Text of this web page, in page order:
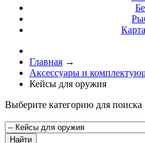
Главная →
Аксессуары и
Кейсы для оружия
Выберите категорию для поиска
Найти